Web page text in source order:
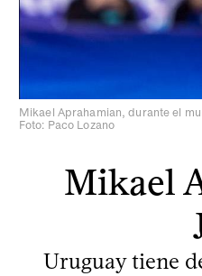
Mikael Aprahamian, durante el
Foto: Paco Lozano
Mikael
Uruguay tiene